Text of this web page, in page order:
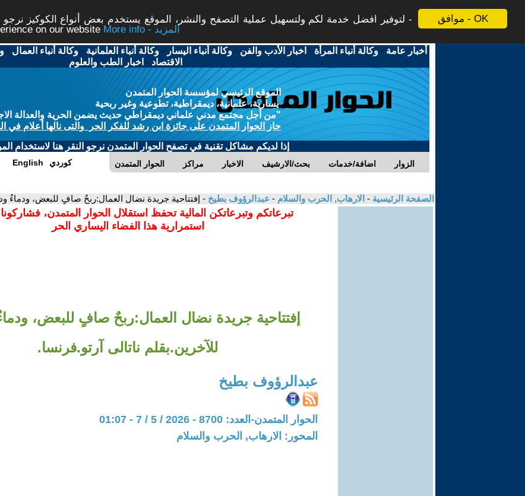
موافق - OK
لتوفير افضل خدمة لكم ولتسهيل عملية التصفح والنشر، الموقع يستخدم بعض أنواع الكوكيز
on our website
More info - المزيد
أخبار عامة -وكالة أنباء المرأة - اخبار الأدب والفن -وكالة أنباء اليسار -وكالة أنباء العلمانية -وكالة أنباء العمال -
الاقتصاد - اخبار الطب والعلوم
الموقع الرئيسي لمؤسسة الحوار المتمدن
يسارية، علمانية، ديمقراطية، تطوعية وغير ربحية
"من أجل مجتمع مدني علماني ديمقراطي حديث يضمن الحرية والعدالة
حاز الحوار المتمدن على جائزة ابن رشد للفكر الحر والتى نالها أعلام في
إذا لديكم مشاكل تقنية في تصفح الحوار المتمدن نرجو النقر هنا لاستخدام
الحوار المتمدن مراكز الاخبار بحث/الارشيف اضافة/خدمات الزوار English كوردي
الصفحة الرئيسية - الارهاب, الحرب والسلام - عبدالرؤوف بطيخ - إفتتاحية جريدة نضال العمال:ربحٌ صافٍ للبعض، ودماءٌ
تبرعاتكم وتبرعاتكن المالية تحفظ استقلال الحوار المتمدن،
استمرارية هذا الفضاء اليساري الحر
إفتتاحية جريدة نضال العمال:ربحٌ صافٍ للبعض،
للآخرين.بقلم ناتالى آرتو.فرنسا.
عبدالرؤوف بطيخ
الحوار المتمدن-العدد: 8700 - 2026 / 5 / 7 - 01:07
المحور: الارهاب, الحرب والسلام